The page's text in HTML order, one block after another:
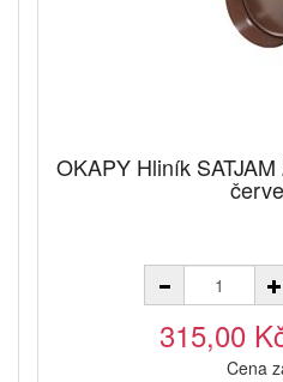
OKAPY Hliník
315,00
Cena